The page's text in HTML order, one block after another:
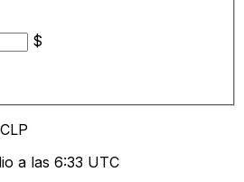
$
CLP
a las 6:33 UTC